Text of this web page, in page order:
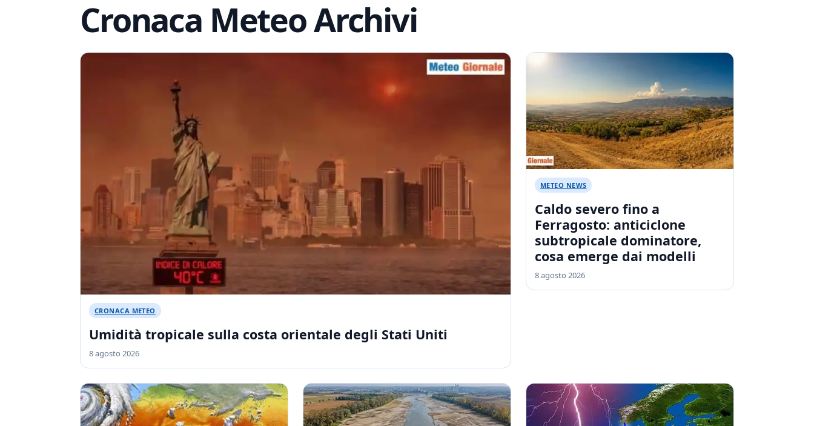
Cronaca Meteo Archivi
CRONACA METEO
Umidità tropicale sulla costa orientale degli Stati Uniti
8 agosto 2026
METEO NEWS
Caldo severo fino a
Ferragosto: anticiclone
subtropicale dominatore,
cosa emerge dai modelli
8 agosto 2026